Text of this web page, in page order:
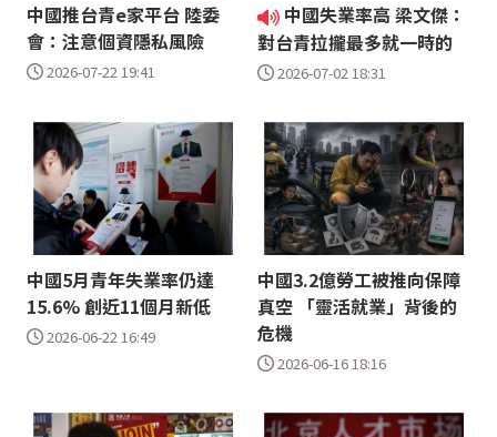
中國推台青e家平台 陸委
會：注意個資隱私風險
2026-07-22 19:41
中國失業率高 梁文傑：
對台青拉攏最多就一時的
2026-07-02 18:31
中國5月青年失業率仍達
15.6% 創近11個月新低
2026-06-22 16:49
中國3.2億勞工被推向保障
真空 「靈活就業」背後的
危機
2026-06-16 18:16